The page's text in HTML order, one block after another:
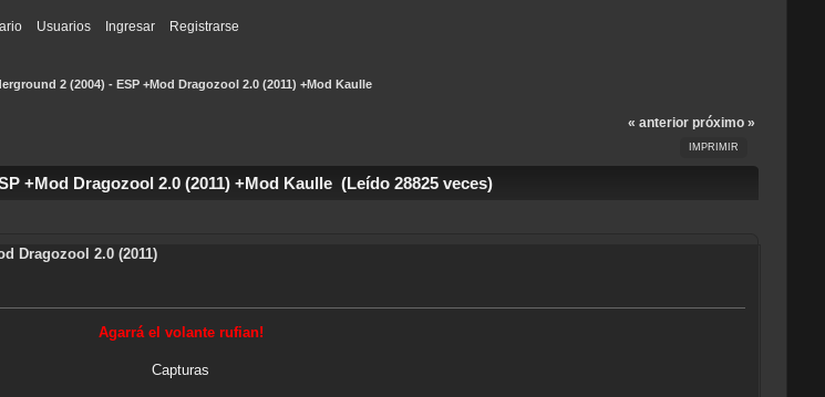
Usuarios Ingresar Registrarse
2 (2004) - ESP +Mod Dragozool 2.0 (2011) +Mod Kaulle
« anterior próximo »
IMPRIMIR
+Mod Dragozool 2.0 (2011) +Mod Kaulle (Leído 28825 veces)
Dragozool 2.0 (2011)
Agarrá el volante rufian!
Capturas